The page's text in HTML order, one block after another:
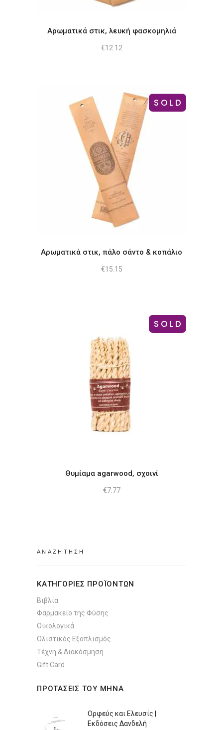
Αρωματικά στικ, λευκή φασκομηλιά
€12.12
SOLD
Αρωματικά στικ, πάλο σάντο & κοπάλιο
€15.15
SOLD
Θυμίαμα agarwood, σχοινί
€7.77
ΚΑΤΗΓΟΡΙΕΣ ΠΡΟΪΟΝΤΩΝ
Βιβλία
Φαρμακείο της Φύσης
Οικολογικά
Ολιστικός Εξοπλισμός
Τέχνη & Διακόσμηση
Gift Card
ΠΡΟΤΑΣΕΙΣ ΤΟΥ ΜΗΝΑ
Ορφεύς και Ελευσίς |
Εκδόσεις Δανδελή